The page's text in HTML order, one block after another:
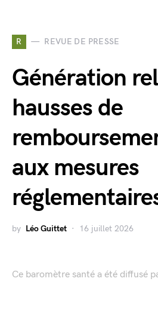
R REVUE DE PRESSE
Génération
hausses de
aux mesures
by Léo Guittet 16 juillet 2026
Ce baromètre santé a été diffusé